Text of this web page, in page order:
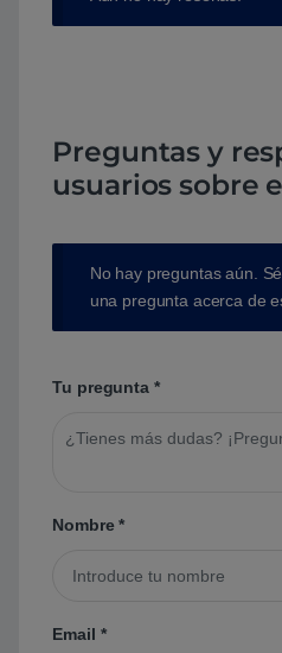
Preguntas y
usuarios sobre
No hay preguntas aún.
una pregunta acerca de
Tu pregunta *
Nombre*
Email *